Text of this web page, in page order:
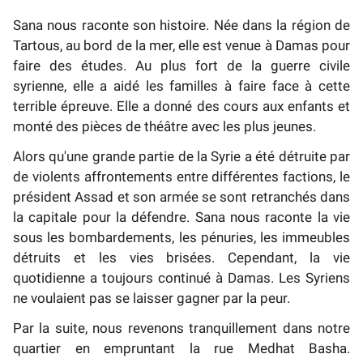
Sana nous raconte son histoire. Née dans la région de
Tartous, au bord de la mer, elle est venue à Damas pour
faire des études. Au plus fort de la guerre civile
syrienne, elle a aidé les familles à faire face à cette
terrible épreuve. Elle a donné des cours aux enfants et
monté des pièces de théâtre avec les plus jeunes.
Alors qu'une grande partie de la Syrie a été détruite par
de violents affrontements entre différentes factions, le
président Assad et son armée se sont retranchés dans
la capitale pour la défendre. Sana nous raconte la vie
sous les bombardements, les pénuries, les immeubles
détruits et les vies brisées. Cependant, la vie
quotidienne a toujours continué à Damas. Les Syriens
ne voulaient pas se laisser gagner par la peur.
Par la suite, nous revenons tranquillement dans notre
quartier en empruntant la rue Medhat Basha.